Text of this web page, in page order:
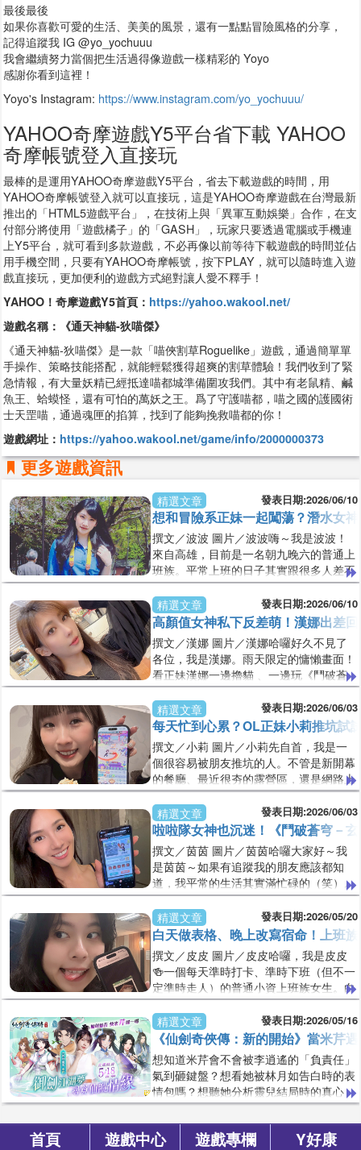
最後最後
如果你喜歡可愛的生活、美美的風景，還有一點點冒險風格的分享，
記得追蹤我 IG @yo_yochuuu
我會繼續努力當個把生活過得像遊戲一樣精彩的 Yoyo
感謝你看到這裡！
Yoyo's Instagram: https://www.instagram.com/yo_yochuuu/
YAHOO奇摩遊戲Y5平台省下載 YAHOO
奇摩帳號登入直接玩
最棒的是運用YAHOO奇摩遊戲Y5平台，省去下載遊戲的時間，用
YAHOO奇摩帳號登入就可以直接玩，這是YAHOO奇摩遊戲在台灣最新
推出的「HTML5遊戲平台」，在技術上與「異軍互動娛樂」合作，在支
付部分將使用「遊戲橘子」的「GASH」，玩家只要透過電腦或手機連
上Y5平台，就可看到多款遊戲，不必再像以前等待下載遊戲的時間並佔
用手機空間，只要有YAHOO奇摩帳號，按下PLAY，就可以隨時進入遊
戲直接玩，更加便利的遊戲方式絕對讓人愛不釋手！
YAHOO！奇摩遊戲Y5首頁： https://yahoo.wakool.net/
遊戲名稱：《通天神貓-狄喵傑》
《通天神貓-狄喵傑》是一款「喵俠割草Roguelike」遊戲，通過簡單單
手操作、策略技能搭配，就能輕鬆獲得超爽的割草體驗！我們收到了緊
急情報，有大量妖精已經抵達喵都城準備圍攻我們。其中有老鼠精、鹹
魚王、蛤蟆怪，還有可怕的萬妖之王。爲了守護喵都，喵之國的護國術
士天罡喵，通過魂匣的掐算，找到了能夠挽救喵都的你！
遊戲網址： https://yahoo.wakool.net/game/info/2000000373
更多遊戲資訊
精選文章 發表日期:2026/06/10
想和冒險系正妹一起闖蕩？潛水女
撰文／波波 圖片／波波嗨～我是波波！
來自高雄，目前是一名朝九晚六的普通上
班族。平常上班的日子其實跟很多人差不
多，每天鬧鐘響、趕上班、開會、回訊
息、處理工作，然後一轉眼又到了下班時
間。陽光潛水女神「波波」私下大反差！
下班不潛水，竟然躲在沙發瘋玩《鬥破蒼
穹-玄幻秘藏》。波波提供雖然生活規
律，但我其實是個很愛往外跑的人。只要
有假期，我幾乎不太會待在家裡。朋友都
說我有兩種人格。平日是認真上班的社
畜，假日是
精選文章 發表日期:2026/06/10
高顏值女神私下反差萌！漢娜出差
撰文／漢娜 圖片／漢娜哈囉好久不見了
各位，我是漢娜。雨天限定的慵懶畫面！
看正妹漢娜一邊擼貓 、一邊玩《鬥破蒼
穹-玄幻秘藏》。漢娜提供前陣子剛結束
一趟馬尼拉出差，終於回到台灣了。原本
以為回來之後會馬上安排跟姐妹聚聚、逛
街，或是規劃下一趟旅行，沒想到迎接我
的卻是台北連續好幾天的陰雨天氣。每天
早上拉開窗簾，看到灰濛濛的天空和濕漉
漉的街道，原本想出門走走的念頭也瞬間
消失了一半。對於喜歡旅行的人來說，不
能出
精選文章 發表日期:2026/06/03
每天忙到心累？OL正妹小莉推坑試
撰文／小莉 圖片／小莉先自首，我是一
個很容易被朋友推坑的人。不管是新開幕
的餐廳、最近很夯的露營區，還是網路上
討論度很高的遊戲，只要身邊有人推薦，
我通常都會忍不住跑去看看。然後最後的
結果往往都是「好啦，真的不錯啦！」最
近讓我默默入坑的，就是《鬥破蒼穹－玄
幻秘藏》！不過在分享遊戲之前，先來聊
聊我自己吧！每天上班找個讓自己放鬆的
娛樂，《鬥破蒼穹－玄幻秘藏》還滿值得
試試看。小莉提供我目前在BMW經銷體
系擔
精選文章 發表日期:2026/06/03
啦啦隊女神也沉迷！《鬥破蒼穹－
撰文／茵茵 圖片／茵茵哈囉大家好～我
是茵茵～如果有追蹤我的朋友應該都知
道，我平常的生活其實滿忙碌的（笑）。
除了是高雄海神啦啦隊的一員之外，也會
接一些平面拍攝、品牌合作和模特兒工
作，所以常常不是在球場應援，就是在攝
影棚拍照的路上。工作看起來好像很光鮮
亮麗，但其實每天都在跟時間賽跑！有時
候早上拍攝、下午開會、晚上還要練舞，
回到家最想做的事情就是癱在沙發上抱著
我的兩隻狗狗放空一下（笑）。說到狗
狗，牠們根
精選文章 發表日期:2026/05/20
白天做表格、晚上改寫宿命！上班
撰文／皮皮 圖片／皮皮哈囉，我是皮皮
🍻一個每天準時打卡、準時下班（但不一
定準時走人）的普通小資上班族女生。白
天在辦公室就是那種看起來很正常的人，
會開Excel、會回Email、會裝很忙，但其
實腦袋常常在想晚餐要吃什麼。我人生最
大的樂趣其實很簡單：出國旅遊、吃美
食、打麻將、喝點小酒，還有偶爾下廚煮
點自己想吃的東西。我是一個很容易被
「吃」跟「機票價格」控制的人。只要看
精選文章 發表日期:2026/05/16
《仙劍奇俠傳：新的開始》當米芹
想知道米芹會不會被李逍遙的「負責任」
氣到砸鍵盤？想看她被林月如告白時的表
情包嗎？想聽她分析靈兒結局時的真心
話？娜編已經先把紙巾準備好了，你呢？
📅【直播時間】5/18 (一) 20：00~21：0
0📺【觀看直播】https://a.wakool.net/Dr
異軍互動娛樂版權所有© 2016 All Rights Reserved.
首頁 遊戲中心 遊戲專欄 Y好康